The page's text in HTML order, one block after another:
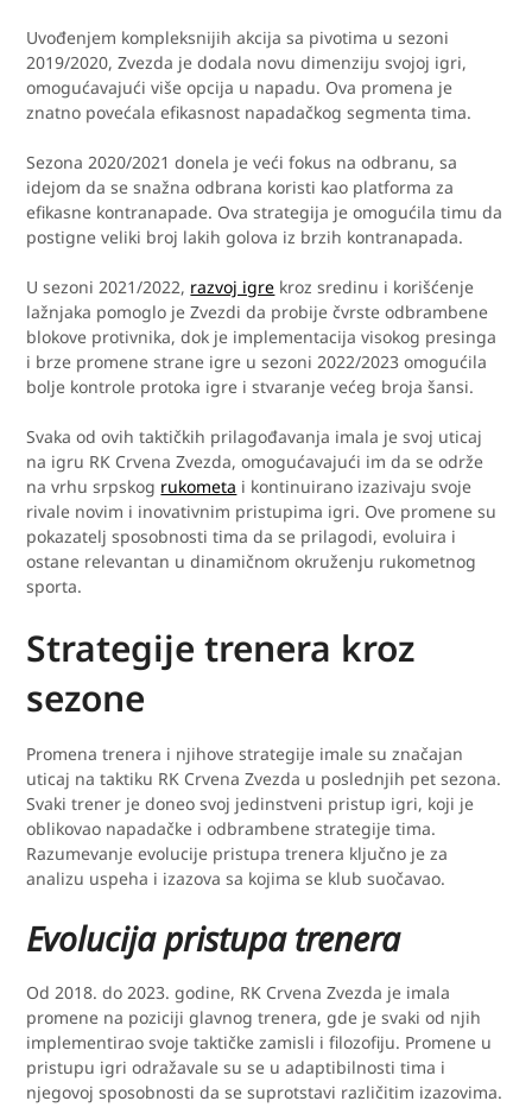
Uvođenjem kompleksnijih akcija sa pivotima u sezoni
2019/2020, Zvezda je dodala novu dimenziju svojoj igri,
omogućavajući više opcija u napadu. Ova promena je
znatno povećala efikasnost napadačkog segmenta tima.
Sezona 2020/2021 donela je veći fokus na odbranu, sa
idejom da se snažna odbrana koristi kao platforma za
efikasne kontranapade. Ova strategija je omogućila timu da
postigne veliki broj lakih golova iz brzih kontranapada.
U sezoni 2021/2022, razvoj igre kroz sredinu i korišćenje
lažnjaka pomoglo je Zvezdi da probije čvrste odbrambene
blokove protivnika, dok je implementacija visokog presinga
i brze promene strane igre u sezoni 2022/2023 omogućila
bolje kontrole protoka igre i stvaranje većeg broja šansi.
Svaka od ovih taktičkih prilagođavanja imala je svoj uticaj
na igru RK Crvena Zvezda, omogućavajući im da se održe
na vrhu srpskog rukometa i kontinuirano izazivaju svoje
rivale novim i inovativnim pristupima igri. Ove promene su
pokazatelj sposobnosti tima da se prilagodi, evoluira i
ostane relevantan u dinamičnom okruženju rukometnog
sporta.
Strategije trenera kroz
sezone
Promena trenera i njihove strategije imale su značajan
uticaj na taktiku RK Crvena Zvezda u poslednjih pet sezona.
Svaki trener je doneo svoj jedinstveni pristup igri, koji je
oblikovao napadačke i odbrambene strategije tima.
Razumevanje evolucije pristupa trenera ključno je za
analizu uspeha i izazova sa kojima se klub suočavao.
Evolucija pristupa trenera
Od 2018. do 2023. godine, RK Crvena Zvezda je imala
promene na poziciji glavnog trenera, gde je svaki od njih
implementirao svoje taktičke zamisli i filozofiju. Promene u
pristupu igri odražavale su se u adaptibilnosti tima i
njegovoj sposobnosti da se suprotstavi različitim izazovima.